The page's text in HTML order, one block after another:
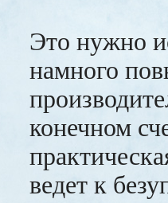
Это нужно
намного
конечном
ведет к